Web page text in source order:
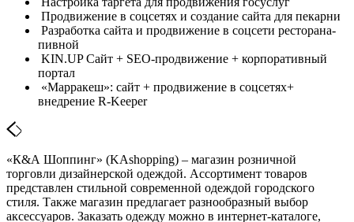
Продвижение в соцсетях и создание сайта для пекарни
Разработка сайта и продвижение в соцсети ресторана-
пивной
KIN.UP Сайт + SEO-продвижение + корпоративный
портал
«Марракеш»: сайт + продвижение в соцсетях+
внедрение R-Keeper
«К&А Шоппинг» (KAshopping) – магазин розничной
торговли дизайнерской одеждой. Ассортимент товаров
представлен стильной современной одеждой городского
стиля. Также магазин предлагает разнообразный выбор
аксессуаров. Заказать одежду можно в интернет-каталоге,